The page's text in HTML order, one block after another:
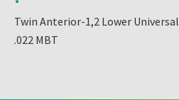
Twin Anterior-1,2 Lower Universal
.022 MBT